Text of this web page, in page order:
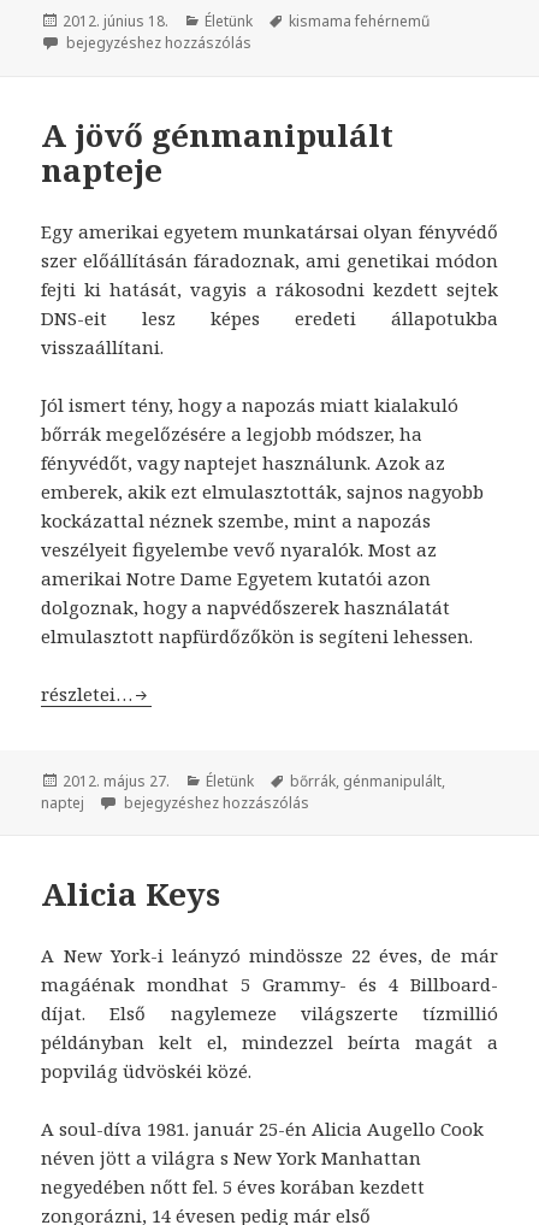
Közzétéve
2012. június 18. Kategória
Életünk Címke
kismama fehérnemű
Amit elrejtenek a nadrágok és a topok: a kismama fehérnemű
bejegyzéshez hozzászólás
A jövő génmanipulált
napteje
Egy amerikai egyetem munkatársai olyan fényvédő
szer előállításán fáradoznak, ami genetikai módon
fejti ki hatását, vagyis a rákosodni kezdett sejtek
DNS-eit lesz képes eredeti állapotukba
visszaállítani.
Jól ismert tény, hogy a napozás miatt kialakuló
bőrrák megelőzésére a legjobb módszer, ha
fényvédőt, vagy naptejet használunk. Azok az
emberek, akik ezt elmulasztották, sajnos nagyobb
kockázattal néznek szembe, mint a napozás
veszélyeit figyelembe vevő nyaralók. Most az
amerikai Notre Dame Egyetem kutatói azon
dolgoznak, hogy a napvédőszerek használatát
elmulasztott napfürdőzőkön is segíteni lehessen.
A jövő génmanipulált napteje
részletei…
Közzétéve
2012. május 27. Kategória
Életünk Címke
bőrrák, génmanipulált,
naptej
A jövő génmanipulált napteje
bejegyzéshez hozzászólás
Alicia Keys
A New York-i leányzó mindössze 22 éves, de már
magáénak mondhat 5 Grammy- és 4 Billboard-
díjat. Első nagylemeze világszerte tízmillió
példányban kelt el, mindezzel beírta magát a
popvilág üdvöskéi közé.
A soul-díva 1981. január 25-én Alicia Augello Cook
néven jött a világra s New York Manhattan
negyedében nőtt fel. 5 éves korában kezdett
zongorázni, 14 évesen pedig már első